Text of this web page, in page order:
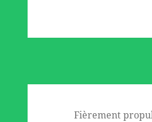
Fièrement